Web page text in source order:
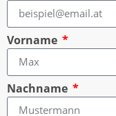
Vorname
Nachname